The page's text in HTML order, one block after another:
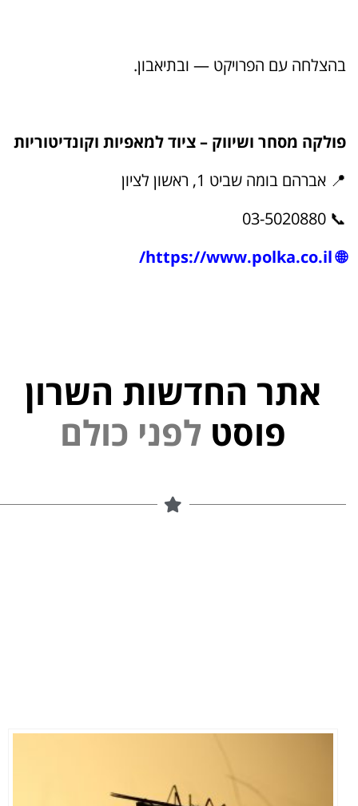
בהצלחה עם הפרויקט — ובתיאבון.
פולקה מסחר ושיווק – ציוד למאפיות וקונדיטוריות
📍 אברהם בומה שביט 1, ראשון לציון
📞 03-5020880
🌐
https://www.polka.co.il/
אתר החדשות השרון
פוסט